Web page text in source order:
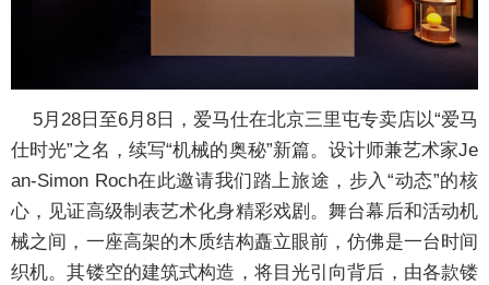
5月28日至6月8日，爱马仕在北京三里屯专卖店以“爱马
仕时光”之名，续写“机械的奥秘”新篇。设计师兼艺术家Je
an-Simon Roch在此邀请我们踏上旅途，步入“动态”的核
心，见证高级制表艺术化身精彩戏剧。舞台幕后和活动机
械之间，一座高架的木质结构矗立眼前，仿佛是一台时间
织机。其镂空的建筑式构造，将目光引向背后，由各款镂